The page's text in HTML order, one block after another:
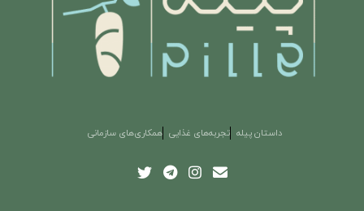
داستان پیله تجربه‌های غذایی همکاری‌های سازمانی